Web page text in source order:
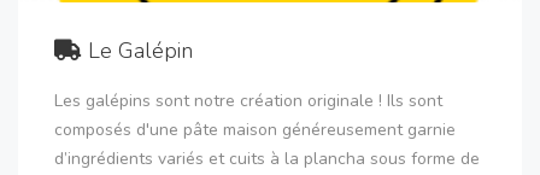
Le Galépin
Les galépins sont notre création originale ! Ils sont
composés d'une pâte maison généreusement garnie
d’ingrédients variés et cuits à la plancha sous forme de